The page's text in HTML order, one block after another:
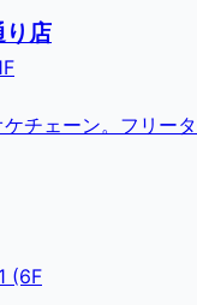
り店
チェーン。フリータ
(6F